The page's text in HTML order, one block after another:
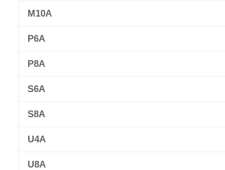
M10A
P6A
P8A
S6A
S8A
U4A
U8A